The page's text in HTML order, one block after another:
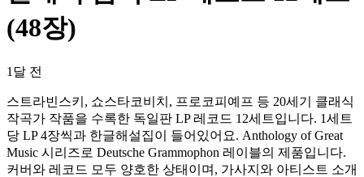
(48장)
1달 전
스트라빈스키, 쇼스타코비치, 프로코피예프 등 20세기 클래식
작곡가 작품을 수록한 독일판 LP 레코드 12세트입니다. 1세트
당 LP 4장씩과 한글해설집이 들어있어요. Anthology of Great
Music 시리즈로 Deutsche Grammophon 레이블의 제품입니다.
커버와 레코드 모두 양호한 상태이며, 가사지와 아티스트 소개